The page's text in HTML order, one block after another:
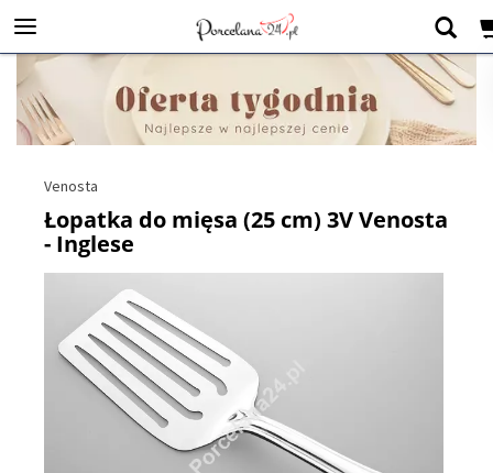
Venosta
Łopatka do mięsa (25 cm) 3V Venosta
- Inglese